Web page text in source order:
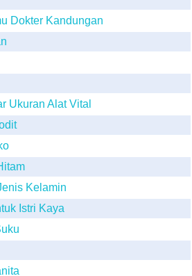
Dokter Kandungan
Ukuran Alat Vital
Kelamin
Istri Kaya